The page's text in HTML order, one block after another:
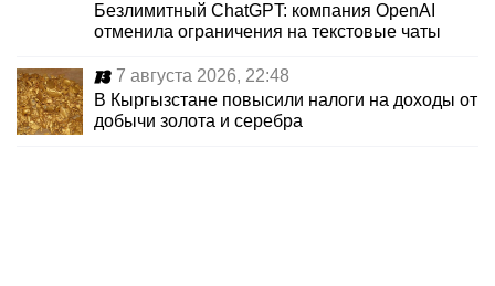
Безлимитный ChatGPT: компания OpenAI
отменила ограничения на текстовые чаты
7 августа 2026, 22:48
В Кыргызстане повысили налоги на доходы от
добычи золота и серебра